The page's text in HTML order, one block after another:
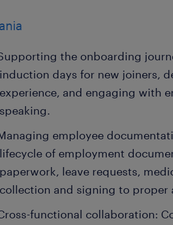
the onboarding
induction days for new joiners,
experience, and engaging with
speaking.
employee
lifecycle of employment
paperwork, leave requests,
collection and signing to proper
functional collaboration: